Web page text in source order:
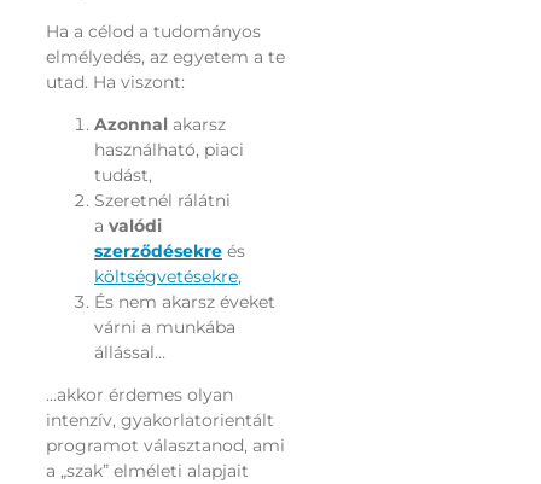
Ha a célod a tudományos
elmélyedés, az egyetem a te
utad. Ha viszont:
Azonnalakarsz
használható, piaci
tudást,
Szeretnél rálátni
a valódi
szerződésekreés
költségvetésekre,
És nem akarsz éveket
várni a munkába
állással…
…akkor érdemes olyan
intenzív, gyakorlatorientált
programot választanod, ami
a „szak” elméleti alapjait